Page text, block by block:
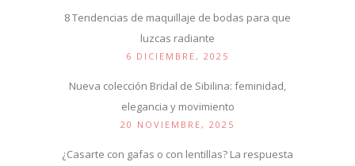
8 Tendencias de maquillaje de bodas para que
luzcas radiante
6 DICIEMBRE, 2025
Nueva colección Bridal de Sibilina: feminidad,
elegancia y movimiento
20 NOVIEMBRE, 2025
¿Casarte con gafas o con lentillas? La respuesta